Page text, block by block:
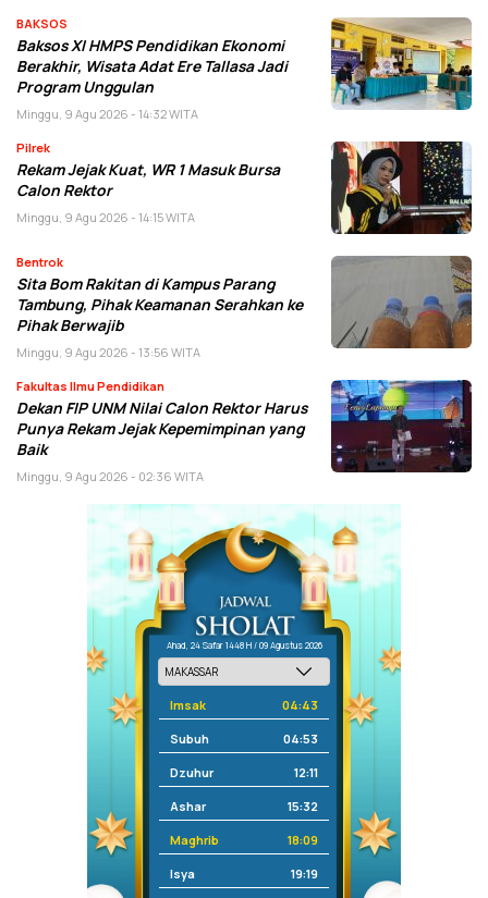
BAKSOS
Baksos XI HMPS Pendidikan Ekonomi
Berakhir, Wisata Adat Ere Tallasa Jadi
Program Unggulan
Minggu, 9 Agu 2026 - 14:32 WITA
Pilrek
Rekam Jejak Kuat, WR 1 Masuk Bursa
Calon Rektor
Minggu, 9 Agu 2026 - 14:15 WITA
Bentrok
Sita Bom Rakitan di Kampus Parang
Tambung, Pihak Keamanan Serahkan ke
Pihak Berwajib
Minggu, 9 Agu 2026 - 13:56 WITA
Fakultas Ilmu Pendidikan
Dekan FIP UNM Nilai Calon Rektor Harus
Punya Rekam Jejak Kepemimpinan yang
Baik
Minggu, 9 Agu 2026 - 02:36 WITA
Ahad, 24 Safar 1448 H / 09 Agustus 2026
Imsak 04:43
Subuh 04:53
Dzuhur 12:11
Ashar 15:32
Maghrib 18:09
Isya 19:19